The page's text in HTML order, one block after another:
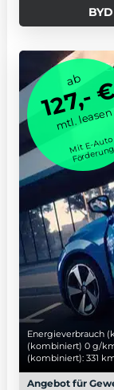
ab
127,-
mtl. leasen
Mit E-Auto
Energieverbrauch
(kombiniert) 0 g/
(kombiniert): 331
Angebot für